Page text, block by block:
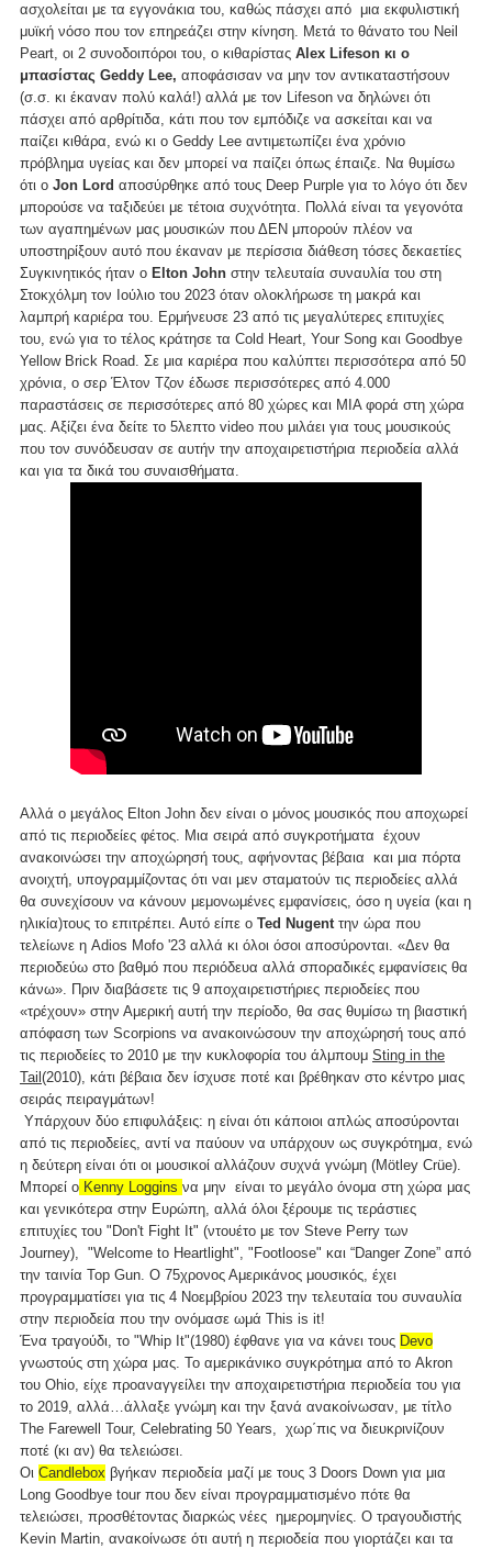
ασχολείται με τα εγγονάκια του, καθώς πάσχει από μια εκφυλιστική
μυϊκή νόσο που τον επηρεάζει στην κίνηση. Μετά το θάνατο του Neil
Peart, οι 2 συνοδοιπόροι του, ο κιθαρίστας Alex Lifeson κι ο
μπασίστας Geddy Lee, αποφάσισαν να μην τον αντικαταστήσουν
(σ.σ. κι έκαναν πολύ καλά!) αλλά με τον Lifeson να δηλώνει ότι
πάσχει από αρθρίτιδα, κάτι που τον εμπόδιζε να ασκείται και να
παίζει κιθάρα, ενώ κι ο Geddy Lee αντιμετωπίζει ένα χρόνιο
πρόβλημα υγείας και δεν μπορεί να παίζει όπως έπαιζε. Να θυμίσω
ότι ο Jon Lord αποσύρθηκε από τους Deep Purple για το λόγο ότι δεν
μπορούσε να ταξιδεύει με τέτοια συχνότητα. Πολλά είναι τα γεγονότα
των αγαπημένων μας μουσικών που ΔΕΝ μπορούν πλέον να
υποστηρίξουν αυτό που έκαναν με περίσσια διάθεση τόσες δεκαετίες
Συγκινητικός ήταν ο Elton John στην τελευταία συναυλία του στη
Στοκχόλμη τον Ιούλιο του 2023 όταν ολοκλήρωσε τη μακρά και
λαμπρή καριέρα του. Ερμήνευσε 23 από τις μεγαλύτερες επιτυχίες
του, ενώ για το τέλος κράτησε τα Cold Heart, Your Song και Goodbye
Yellow Brick Road. Σε μια καριέρα που καλύπτει περισσότερα από 50
χρόνια, ο σερ Έλτον Τζον έδωσε περισσότερες από 4.000
παραστάσεις σε περισσότερες από 80 χώρες και ΜΙΑ φορά στη χώρα
μας. Αξίζει ένα δείτε το 5λεπτο video που μιλάει για τους μουσικούς
που τον συνόδευσαν σε αυτήν την αποχαιρετιστήρια περιοδεία αλλά
και για τα δικά του συναισθήματα.
Αλλά ο μεγάλος Elton John δεν είναι ο μόνος μουσικός που αποχωρεί
από τις περιοδείες φέτος. Μια σειρά από συγκροτήματα έχουν
ανακοινώσει την αποχώρησή τους, αφήνοντας βέβαια και μια πόρτα
ανοιχτή, υπογραμμίζοντας ότι ναι μεν σταματούν τις περιοδείες αλλά
θα συνεχίσουν να κάνουν μεμονωμένες εμφανίσεις, όσο η υγεία (και η
ηλικία)τους το επιτρέπει. Αυτό είπε ο Ted Nugentτην ώρα που
τελείωνε η Adios Mofo '23 αλλά κι όλοι όσοι αποσύρονται. «Δεν θα
περιοδεύω στο βαθμό που περιόδευα αλλά σποραδικές εμφανίσεις θα
κάνω». Πριν διαβάσετε τις 9 αποχαιρετιστήριες περιοδείες που
«τρέχουν» στην Αμερική αυτή την περίοδο, θα σας θυμίσω τη βιαστική
απόφαση των Scorpions να ανακοινώσουν την αποχώρησή τους από
τις περιοδείες το 2010 με την κυκλοφορία του άλμπουμ Sting in the
Tail (2010), κάτι βέβαια δεν ίσχυσε ποτέ και βρέθηκαν στο κέντρο μιας
σειράς πειραγμάτων!
Υπάρχουν δύο επιφυλάξεις: η είναι ότι κάποιοι απλώς αποσύρονται
από τις περιοδείες, αντί να παύουν να υπάρχουν ως συγκρότημα, ενώ
η δεύτερη είναι ότι οι μουσικοί αλλάζουν συχνά γνώμη (Mötley Crüe).
Μπορεί ο Kenny Loggins να μην είναι το μεγάλο όνομα στη χώρα μας
και γενικότερα στην Ευρώπη, αλλά όλοι ξέρουμε τις τεράστιες
επιτυχίες του "Don't Fight It" (ντουέτο με τον Steve Perry των
Journey), "Welcome to Heartlight", "Footloose" και “Danger Zone” από
την ταινία Top Gun. O 75χρονος Αμερικάνος μουσικός, έχει
προγραμματίσει για τις 4 Νοεμβρίου 2023 την τελευταία του συναυλία
στην περιοδεία που την ονόμασε ωμά This is it!
Ένα τραγούδι, το "Whip It"(1980) έφθανε για να κάνει τους Devo
γνωστούς στη χώρα μας. Το αμερικάνικο συγκρότημα από το Akron
του Ohio, είχε προαναγγείλει την αποχαιρετιστήρια περιοδεία του για
το 2019, αλλά…άλλαξε γνώμη και την ξανά ανακοίνωσαν, με τίτλο
The Farewell Tour, Celebrating 50 Years, χωρ΄πις να διευκρινίζουν
ποτέ (κι αν) θα τελειώσει.
Οι Candlebox βγήκαν περιοδεία μαζί με τους 3 Doors Down για μια
Long Goodbye tour που δεν είναι προγραμματισμένο πότε θα
τελειώσει, προσθέτοντας διαρκώς νέες ημερομηνίες. Ο τραγουδιστής
Kevin Martin, ανακοίνωσε ότι αυτή η περιοδεία που γιορτάζει και τα